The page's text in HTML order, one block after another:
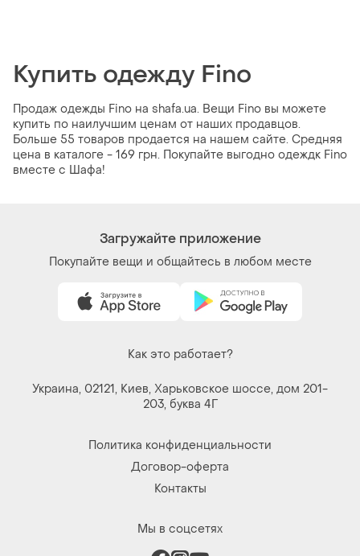
Купить одежду Fino
Продаж одежды Fino на shafa.ua. Вещи Fino вы можете
купить по наилучшим ценам от наших продавцов.
Больше 55 товаров продается на нашем сайте. Средняя
цена в каталоге - 169 грн. Покупайте выгодно одеждк Fino
вместе с Шафа!
Загружайте приложение
Покупайте вещи и общайтесь в любом месте
Как это работает?
Украина, 02121, Киев, Харьковское шоссе, дом 201-
203, буква 4Г
Политика конфиденциальности
Договор-оферта
Контакты
Мы в соцсетях